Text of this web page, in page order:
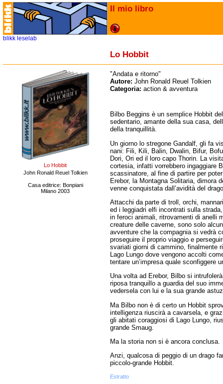
Il mio libro
blikk leselab
Lo Hobbit
Lo Hobbit
John Ronald Reuel Tolkien
Casa editrice: Bonpiani
Milano 2003
"Andata e ritorno"
Autore: John Ronald Reuel Tolkien
Categoria: action & avventura
Bilbo Beggins è un semplice Hobbit
sedentario, amante della sua casa,
della tranquillità.
Un giorno lo stregone Gandalf, gli fa
nani: Fili, Kili, Balin, Dwalin, Bifur,
Dori, Ori ed il loro capo Thorin. La
cortesia, infatti vorrebbero ingaggiare
scassinatore, al fine di partire per
Erebor, la Montagna Solitaria, dimora
venne conquistata dall’avidità del
Attacchi da parte di troll, orchi,
ed i leggiadri elfi incontrati sulla
in feroci animali, ritrovamenti di anelli
creature delle caverne, sono solo
avventure che la compagnia si vedrà
proseguire il proprio viaggio e
svariati giorni di cammino, finalmente
Lago Lungo dove vengono accolti
tentare un’impresa quale sconfiggere
Una volta ad Erebor, Bilbo si
riposa tranquillo a guardia del suo
vedersela con lui e la sua grande
Ma Bilbo non è di certo un Hobbit
intelligenza riuscirà a cavarsela, e
gli abitati coraggiosi di Lago Lungo,
grande Smaug.
Ma la storia non si è ancora conclusa.
Anzi, qualcosa di peggio di un drago
piccolo-grande Hobbit.
Estratto